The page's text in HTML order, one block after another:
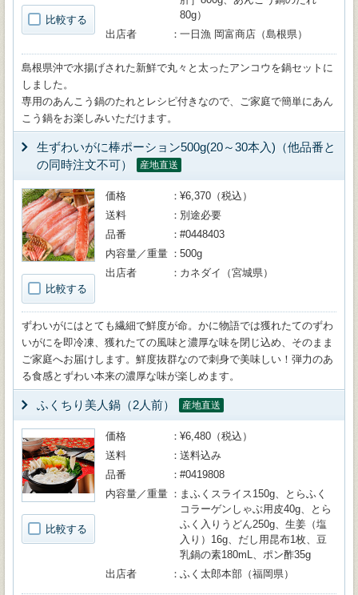
比較する
80g）
出店者
一日漁 岡富商店（島根県）
島根県沖で水揚げされた新鮮で丸々と太ったアンコウを鍋セットに
しました。
専用のあんこう鍋のたれとレシピ付きなので、ご家庭で簡単にあん
こう鍋をお楽しみいただけます。
生ずわいがに棒ポーション500g(20～30本入)（他品番と
の同時注文不可）
産地直送
比較する
価格
¥6,370（税込）
送料
別途必要
品番
#0448403
内容量／重量
500g
出店者
カネダイ（宮城県）
ずわいがにはとても繊細で鮮度が命。かに物語では獲れたてのずわ
いがにを即冷凍、獲れたての風味と濃厚な味を閉じ込め、そのまま
ご家庭へお届けします。鮮度抜群なので刺身で美味しい！弾力のあ
る食感とずわい本来の濃厚な味が楽しめます。
ふくちり美人鍋（2人前） 産地直送
比較する
価格
¥6,480（税込）
送料
送料込み
品番
#0419808
内容量／重量
まふくスライス150g、とらふく
コラーゲンしゃぶ用皮40g、とら
ふく入りうどん250g、生姜（塩
入り）16g、だし用昆布1枚、豆
乳鍋の素180mL、ポン酢35g
出店者
ふく太郎本部（福岡県）